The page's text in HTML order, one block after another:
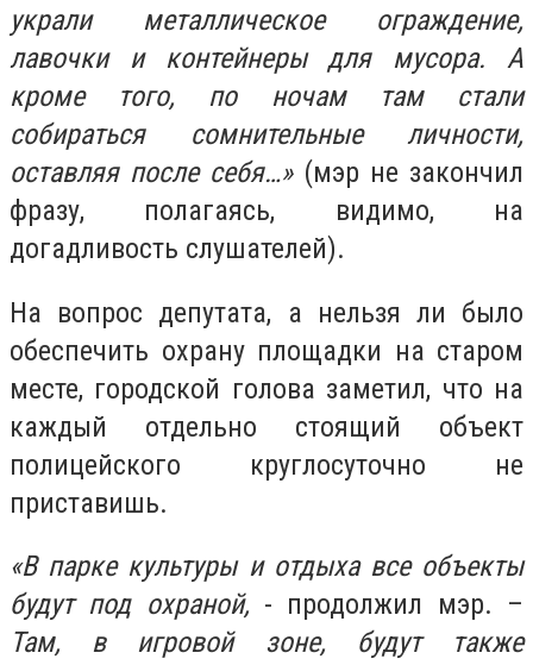
украли металлическое ограждение,
лавочки и контейнеры для мусора. А
кроме того, по ночам там стали
собираться сомнительные личности,
оставляя после себя…»(мэр не закончил
фразу, полагаясь, видимо, на
догадливость слушателей).
На вопрос депутата, а нельзя ли было
обеспечить охрану площадки на старом
месте, городской голова заметил, что на
каждый отдельно стоящий объект
полицейского круглосуточно не
приставишь.
«В парке культуры и отдыха все объекты
будут под охраной, - продолжил мэр. –
Там, в игровой зоне, будут также